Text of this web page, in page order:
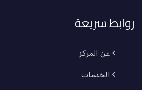
روابط سريعة
عن المركز
الخدمات